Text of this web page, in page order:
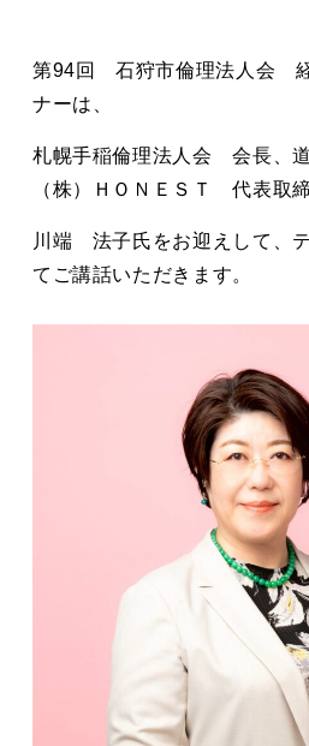
第94回 石狩市倫理法人会 経
ナーは、
札幌手稲倫理法人会 会長、
（株）ＨＯＮＥＳＴ 代表取
川端 法子氏をお迎えして、
てご講話いただきます。